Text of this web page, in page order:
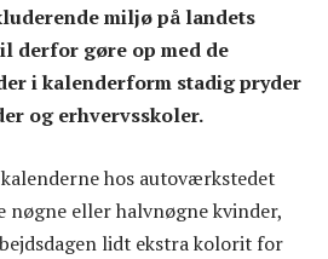
miljø på landets
derfor gøre op med de
i kalenderform stadig pryder
og erhvervsskoler.
hos autoværkstedet
nøgne eller halvnøgne kvinder,
lidt ekstra kolorit for